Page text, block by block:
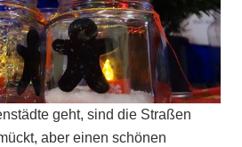
geht, sind die Straßen
aber einen schönen